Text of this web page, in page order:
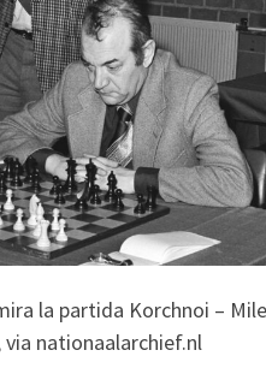
la partida Korchnoi –
via nationaalarchief.nl